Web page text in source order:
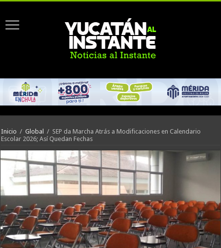
Inicio / Global / SEP da Marcha Atrás a Modificaciones en Calendario
Escolar 2026; Así Quedan Fechas